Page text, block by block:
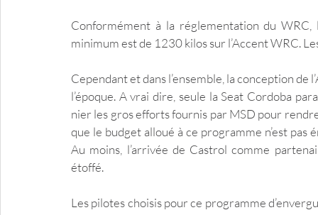
Conformément à la réglementation du
minimum est de 1230 kilos sur l’Accent WRC.
Cependant et dans l’ensemble, la conception
l’époque. A vrai dire, seule la Seat Cordoba
nier les gros efforts fournis par MSD pour
que le budget alloué à ce programme n’est
Au moins, l’arrivée de Castrol comme
étoffé.
Les pilotes choisis pour ce programme